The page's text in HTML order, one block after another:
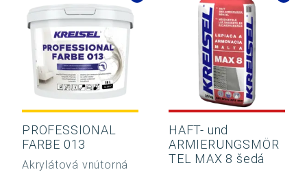
PROFESSIONAL
FARBE 013
Akrylátová vnútorná
HAFT- und
ARMIERUNGSMÖR
TEL MAX 8 šedá